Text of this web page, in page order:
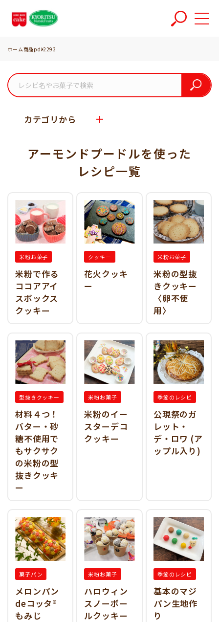
ホーム商品pd-2293
カテゴリから
アーモンドプードルを使った
レシピ一覧
米粉お菓子
米粉で作る
ココアアイ
スボックス
クッキー
クッキー
花火クッキ
ー
米粉お菓子
米粉の型抜
きクッキー
〈卵不使
用〉
型抜きクッキー
材料４つ！
バター・砂
糖不使用で
もサクサク
の米粉の型
抜きクッキ
ー
米粉お菓子
米粉のイー
スターデコ
クッキー
季節のレシピ
公現祭のガ
レット・
デ・ロワ (ア
ップル入り)
菓子パン
メロンパン
deコッタ®︎
もみじ
米粉お菓子
ハロウィン
スノーボー
ルクッキー
季節のレシピ
基本のマジ
パン生地作
り